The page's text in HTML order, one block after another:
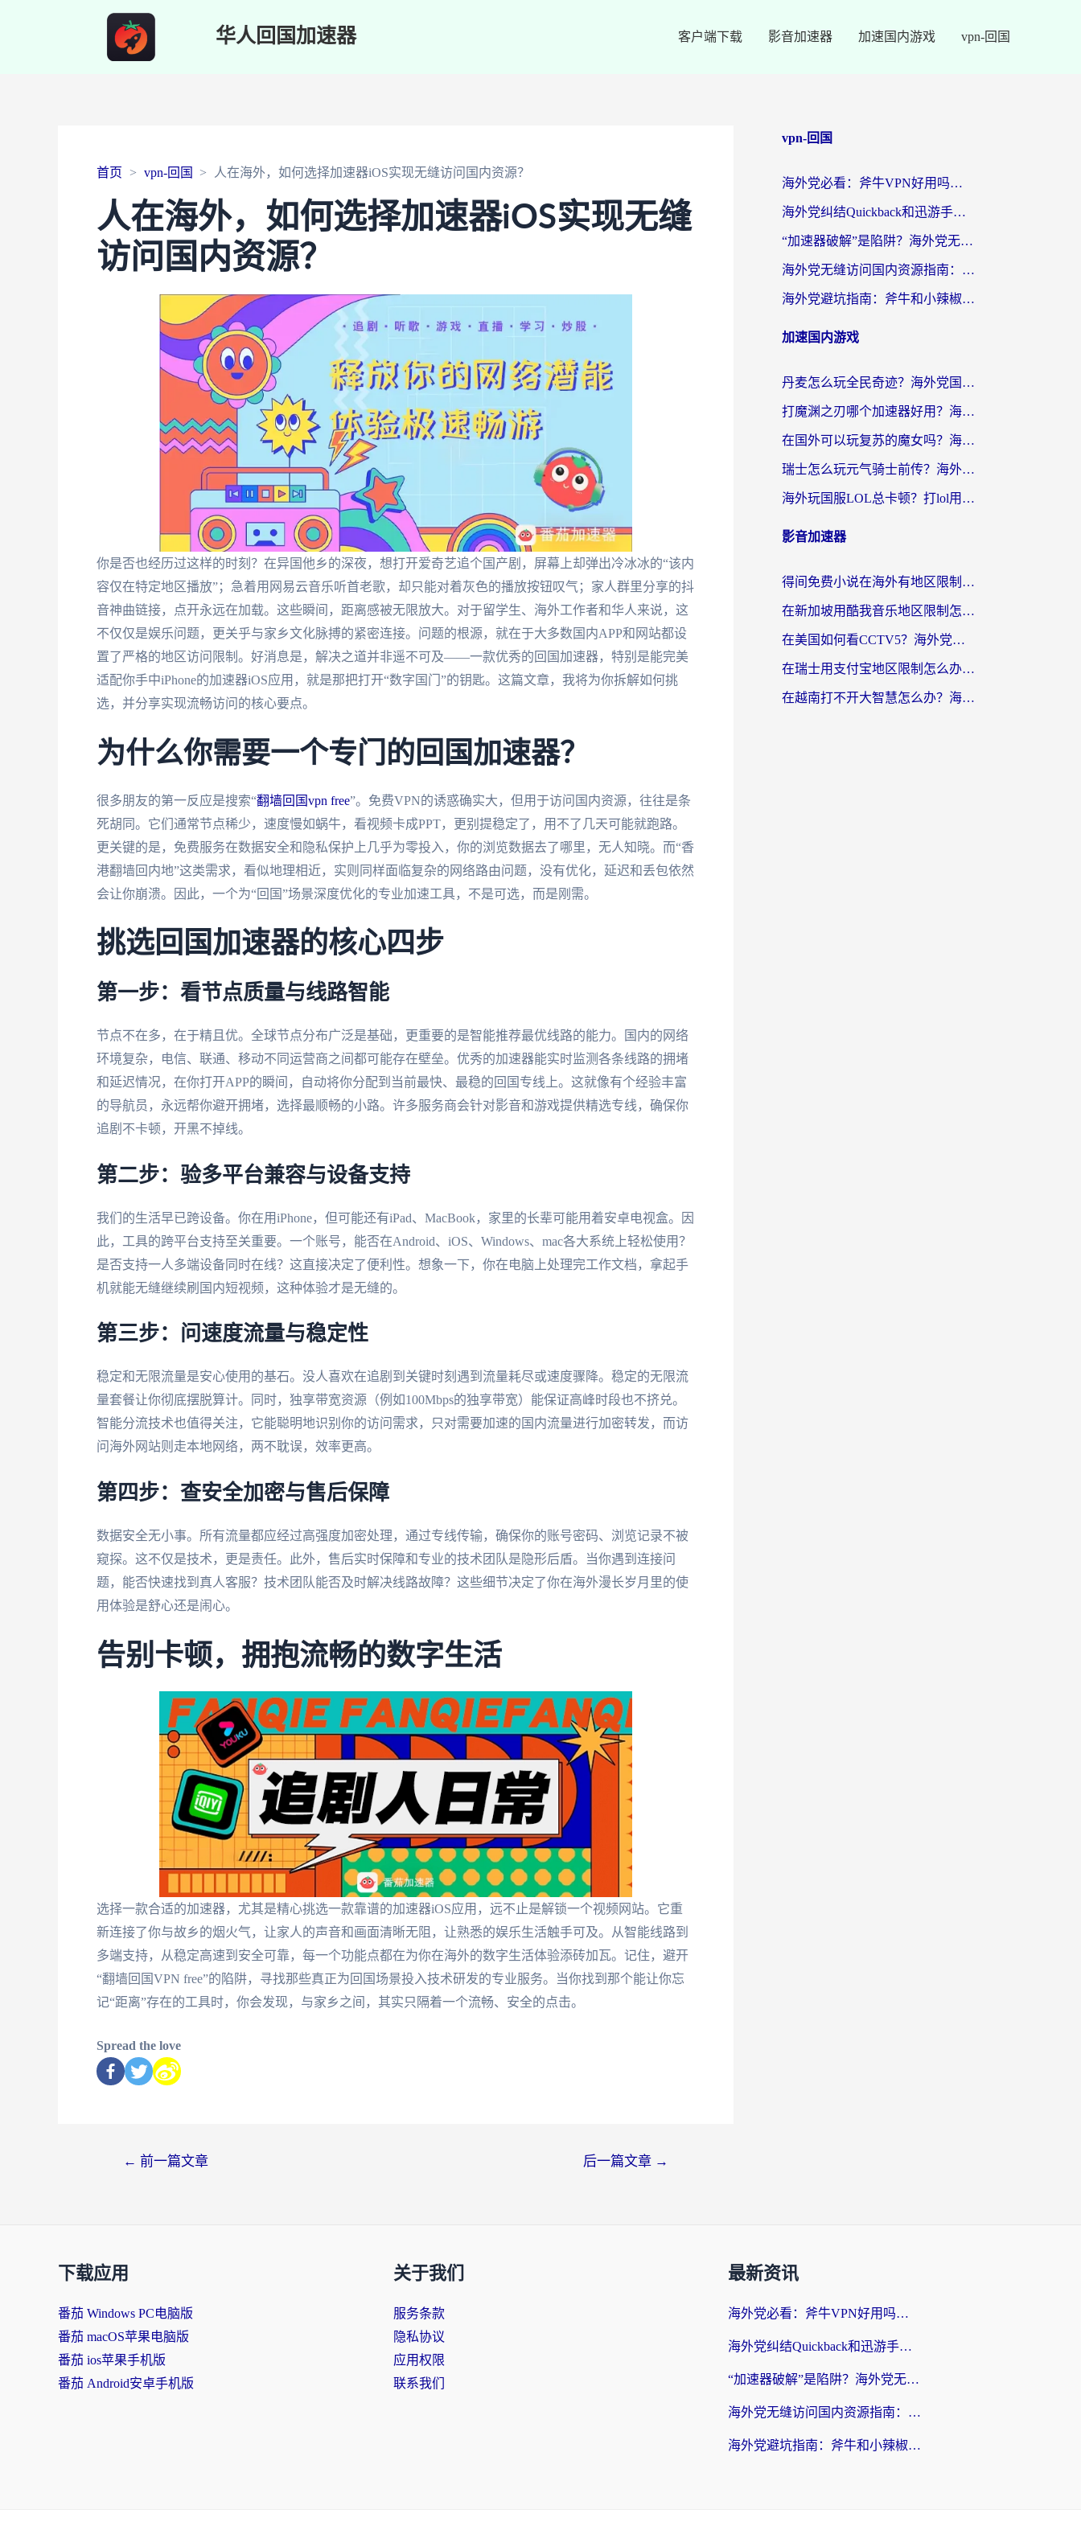
华人回国加速器 客户端下载 影音加速器 加速国内游戏 vpn-回国
首页 vpn-回国 人在海外，如何选择加速器iOS实现无缝访问国内资源？
人在海外，如何选择加速器iOS实现无缝
访问国内资源？
你是否也经历过这样的时刻？在异国他乡的深夜，想打开爱奇艺追个国产剧，屏幕上却弹出冷冰冰的“该内
容仅在特定地区播放”；急着用网易云音乐听首老歌，却只能对着灰色的播放按钮叹气；家人群里分享的抖
音神曲链接，点开永远在加载。这些瞬间，距离感被无限放大。对于留学生、海外工作者和华人来说，这
不仅仅是娱乐问题，更关乎与家乡文化脉搏的紧密连接。问题的根源，就在于大多数国内APP和网站都设
置了严格的地区访问限制。好消息是，解决之道并非遥不可及——一款优秀的回国加速器，特别是能完美
适配你手中iPhone的加速器iOS应用，就是那把打开“数字国门”的钥匙。这篇文章，我将为你拆解如何挑
选，并分享实现流畅访问的核心要点。
为什么你需要一个专门的回国加速器？
很多朋友的第一反应是搜索“翻墙回国vpn free”。免费VPN的诱惑确实大，但用于访问国内资源，往往是条
死胡同。它们通常节点稀少，速度慢如蜗牛，看视频卡成PPT，更别提稳定了，用不了几天可能就跑路。
更关键的是，免费服务在数据安全和隐私保护上几乎为零投入，你的浏览数据去了哪里，无人知晓。而“香
港翻墙回内地”这类需求，看似地理相近，实则同样面临复杂的网络路由问题，没有优化，延迟和丢包依然
会让你崩溃。因此，一个为“回国”场景深度优化的专业加速工具，不是可选，而是刚需。
挑选回国加速器的核心四步
第一步：看节点质量与线路智能
节点不在多，在于精且优。全球节点分布广泛是基础，更重要的是智能推荐最优线路的能力。国内的网络
环境复杂，电信、联通、移动不同运营商之间都可能存在壁垒。优秀的加速器能实时监测各条线路的拥堵
和延迟情况，在你打开APP的瞬间，自动将你分配到当前最快、最稳的回国专线上。这就像有个经验丰富
的导航员，永远帮你避开拥堵，选择最顺畅的小路。许多服务商会针对影音和游戏提供精选专线，确保你
追剧不卡顿，开黑不掉线。
第二步：验多平台兼容与设备支持
我们的生活早已跨设备。你在用iPhone，但可能还有iPad、MacBook，家里的长辈可能用着安卓电视盒。因
此，工具的跨平台支持至关重要。一个账号，能否在Android、iOS、Windows、mac各大系统上轻松使用？
是否支持一人多端设备同时在线？这直接决定了便利性。想象一下，你在电脑上处理完工作文档，拿起手
机就能无缝继续刷国内短视频，这种体验才是无缝的。
第三步：问速度流量与稳定性
稳定和无限流量是安心使用的基石。没人喜欢在追剧到关键时刻遇到流量耗尽或速度骤降。稳定的无限流
量套餐让你彻底摆脱算计。同时，独享带宽资源（例如100Mbps的独享带宽）能保证高峰时段也不挤兑。
智能分流技术也值得关注，它能聪明地识别你的访问需求，只对需要加速的国内流量进行加密转发，而访
问海外网站则走本地网络，两不耽误，效率更高。
第四步：查安全加密与售后保障
数据安全无小事。所有流量都应经过高强度加密处理，通过专线传输，确保你的账号密码、浏览记录不被
窥探。这不仅是技术，更是责任。此外，售后实时保障和专业的技术团队是隐形后盾。当你遇到连接问
题，能否快速找到真人客服？技术团队能否及时解决线路故障？这些细节决定了你在海外漫长岁月里的使
用体验是舒心还是闹心。
告别卡顿，拥抱流畅的数字生活
选择一款合适的加速器，尤其是精心挑选一款靠谱的加速器iOS应用，远不止是解锁一个视频网站。它重
新连接了你与故乡的烟火气，让家人的声音和画面清晰无阻，让熟悉的娱乐生活触手可及。从智能线路到
多端支持，从稳定高速到安全可靠，每一个功能点都在为你在海外的数字生活体验添砖加瓦。记住，避开
“翻墙回国VPN free”的陷阱，寻找那些真正为回国场景投入技术研发的专业服务。当你找到那个能让你忘
记“距离”存在的工具时，你会发现，与家乡之间，其实只隔着一个流畅、安全的点击。
Spread the love
← 前一篇文章 后一篇文章 →
vpn-回国
海外党必看：斧牛VPN好用吗？和夏时国际VPN对比哪个回国效果更好？附实用选择攻略
海外党纠结Quickback和迅游手游哪个好？一篇帮你选对回国加速器的实用指南
“加速器破解”是陷阱？海外党无缝访问国内资源的正确打开方式
海外党无缝访问国内资源指南：试用1小时加速器国外，避开90%的坑
海外党避坑指南：斧牛和小辣椒哪个好？3招选对回国加速器
加速国内游戏
丹麦怎么玩全民奇迹？海外党国服游戏加速终极指南（附美刀塔2EVE加速秘籍）
打魔渊之刃哪个加速器好用？海外党亲测有效的国服游戏加速指南
在国外可以玩复苏的魔女吗？海外玩家国服游戏畅玩指南（附冒险岛2猫和老鼠加速技巧）
瑞士怎么玩元气骑士前传？海外党国服游戏加速终极指南（附英国金铲铲热血传奇实测）
海外玩国服LOL总卡顿？打lol用什么加速器好免费的？这篇指南帮你避坑
影音加速器
得间免费小说在海外有地区限制怎么破解？3招解决海外看国内内容难题
在新加坡用酷我音乐地区限制怎么办？3个实用方案帮你秒解（附避坑指南）
在美国如何看CCTV5？海外党亲测有效的回国加速方案，附酷我音乐爱奇艺解锁技巧
在瑞士用支付宝地区限制怎么办？3步解决海外看剧、支付双难题
在越南打不开大智慧怎么办？海外华人必备的回国加速指南
下载应用
番茄 Windows PC电脑版
番茄 macOS苹果电脑版
番茄 ios苹果手机版
番茄 Android安卓手机版
关于我们
服务条款
隐私协议
应用权限
联系我们
最新资讯
海外党必看：斧牛VPN好用吗？和夏时国际VPN对比哪个回国效果更好？附实用选择攻略
海外党纠结Quickback和迅游手游哪个好？一篇帮你选对回国加速器的实用指南
“加速器破解”是陷阱？海外党无缝访问国内资源的正确打开方式
海外党无缝访问国内资源指南：试用1小时加速器国外，避开90%的坑
海外党避坑指南：斧牛和小辣椒哪个好？3招选对回国加速器